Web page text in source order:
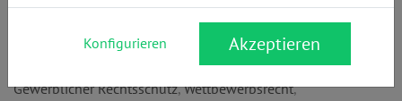
Rechtsgebiete:
Verbraucherrecht,Markenrecht,
Gewerblicher Rechtsschutz,Wettbewerbsrecht,
Konfigurieren Akzeptieren